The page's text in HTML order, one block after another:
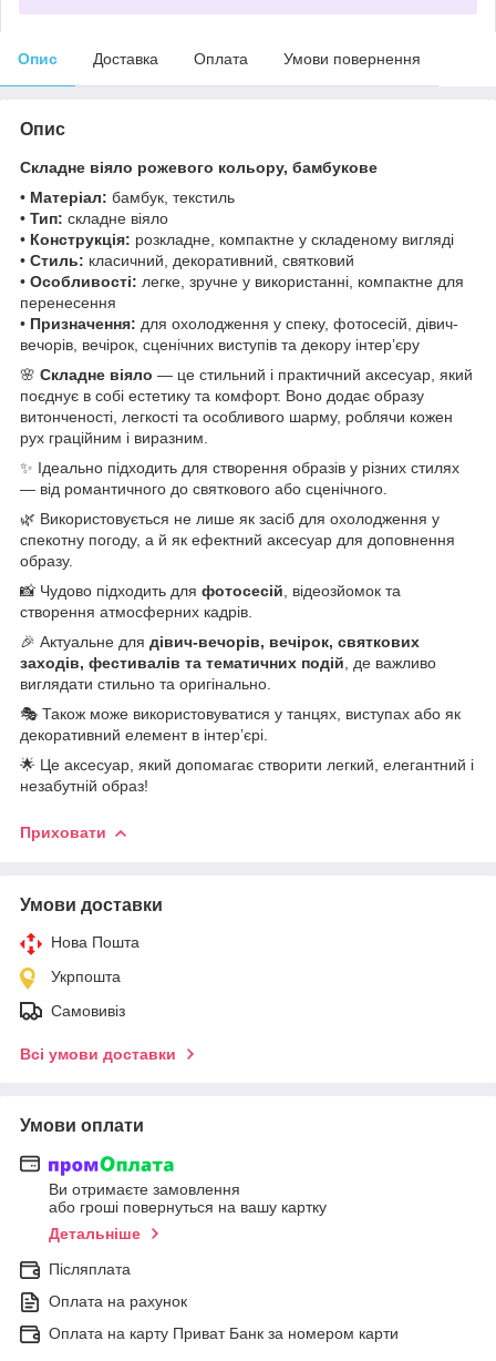
Опис Доставка Оплата Умови повернення
Опис
Складне віяло рожевого кольору, бамбукове
• Матеріал: бамбук, текстиль
• Тип: складне віяло
• Конструкція: розкладне, компактне у складеному вигляді
• Стиль: класичний, декоративний, святковий
• Особливості: легке, зручне у використанні, компактне для
перенесення
• Призначення: для охолодження у спеку, фотосесій, дівич-
вечорів, вечірок, сценічних виступів та декору інтер’єру
🌸 Складне віяло — це стильний і практичний аксесуар, який
поєднує в собі естетику та комфорт. Воно додає образу
витонченості, легкості та особливого шарму, роблячи кожен
рух граційним і виразним.
✨ Ідеально підходить для створення образів у різних стилях
— від романтичного до святкового або сценічного.
🌿 Використовується не лише як засіб для охолодження у
спекотну погоду, а й як ефектний аксесуар для доповнення
образу.
📸 Чудово підходить для фотосесій , відеозйомок та
створення атмосферних кадрів.
🎉 Актуальне для дівич-вечорів, вечірок, святкових
заходів, фестивалів та тематичних подій , де важливо
виглядати стильно та оригінально.
🎭 Також може використовуватися у танцях, виступах або як
декоративний елемент в інтер’єрі.
🌟 Це аксесуар, який допомагає створити легкий, елегантний і
незабутній образ!
Приховати
Умови доставки
Нова Пошта
Укрпошта
Самовивіз
Всі умови доставки
Умови оплати
Ви отримаєте замовлення
або гроші повернуться на вашу картку
Детальніше
Післяплата
Оплата на рахунок
Оплата на карту Приват Банк за номером карти